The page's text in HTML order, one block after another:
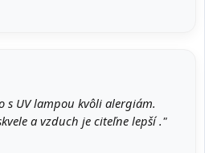
s UV lampou kvôli alergiám.
a vzduch je citeľne lepší ."